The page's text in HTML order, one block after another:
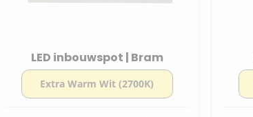
LED inbouwspot | Bram